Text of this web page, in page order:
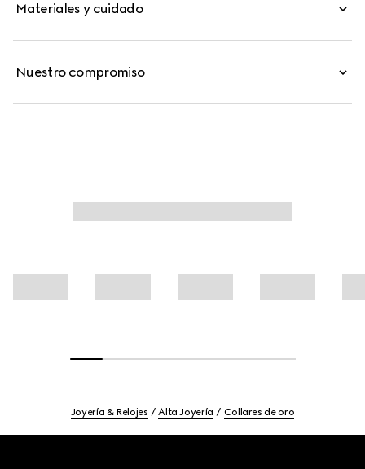
Materiales y cuidado
Nuestro compromiso
Joyería & Relojes Alta Joyería Collares de oro